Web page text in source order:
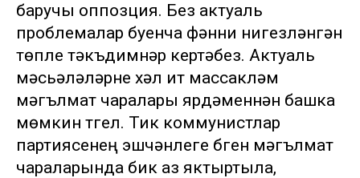
баручы оппозция. Без актуаль
проблемалар буенча фәнни нигезләнгән
төпле тәкъдимнәр кертәбез. Актуаль
мәсьәләләрне хәл итү массакүләм
мәгълүмат чаралары ярдәменнән башка
мөмкин түгел. Тик коммунистлар
партиясенең эшчәнлеге бүген мәгълүмат
чараларында бик аз яктыртыла,